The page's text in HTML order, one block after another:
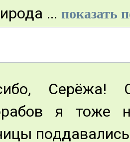
... показать
Серёжа!
я тоже